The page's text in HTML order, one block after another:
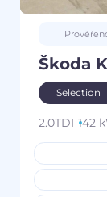
Škoda
Selection
2.0TDI 142